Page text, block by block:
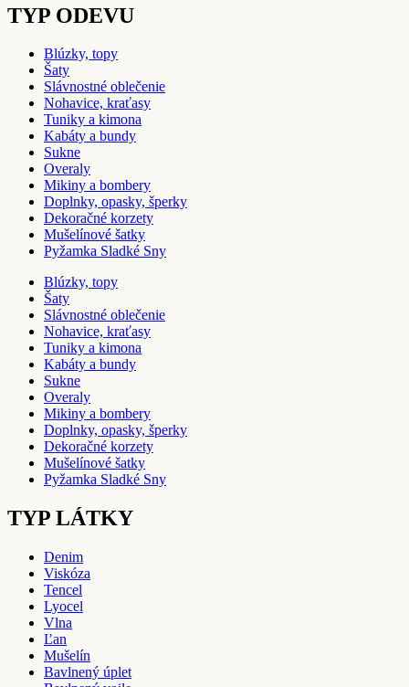
TYP ODEVU
Blúzky, topy
Šaty
Slávnostné oblečenie
Nohavice, kraťasy
Tuniky a kimona
Kabáty a bundy
Sukne
Overaly
Mikiny a bombery
Doplnky, opasky, šperky
Dekoračné korzety
Mušelínové šatky
Pyžamka Sladké Sny
Blúzky, topy
Šaty
Slávnostné oblečenie
Nohavice, kraťasy
Tuniky a kimona
Kabáty a bundy
Sukne
Overaly
Mikiny a bombery
Doplnky, opasky, šperky
Dekoračné korzety
Mušelínové šatky
Pyžamka Sladké Sny
TYP LÁTKY
Denim
Viskóza
Tencel
Lyocel
Vlna
Ľan
Mušelín
Bavlnený úplet